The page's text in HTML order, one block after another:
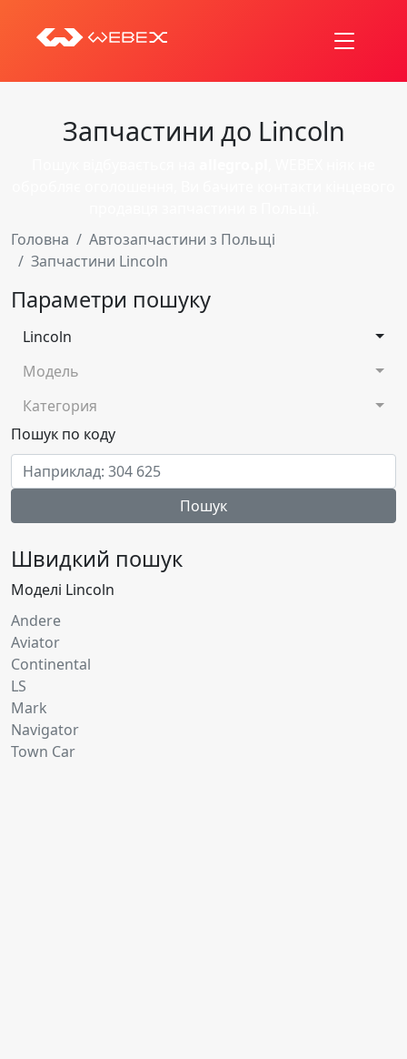
Запчастини до Lincoln
Головна
Автозапчастини з Польщі
Запчастини Lincoln
Параметри пошуку
Lincoln
Модель
Категория
Пошук по коду
Пошук
Швидкий пошук
Моделі Lincoln
Andere
Aviator
Continental
LS
Mark
Navigator
Town Car